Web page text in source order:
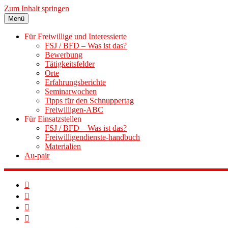
Zum Inhalt springen
Menü
Für Freiwillige und Interessierte
FSJ / BFD – Was ist das?
Bewerbung
Tätigkeitsfelder
Orte
Erfahrungsberichte
Seminarwochen
Tipps für den Schnuppertag
Freiwilligen-ABC
Für Einsatzstellen
FSJ / BFD – Was ist das?
Freiwilligendienste-handbuch
Materialien
Au-pair